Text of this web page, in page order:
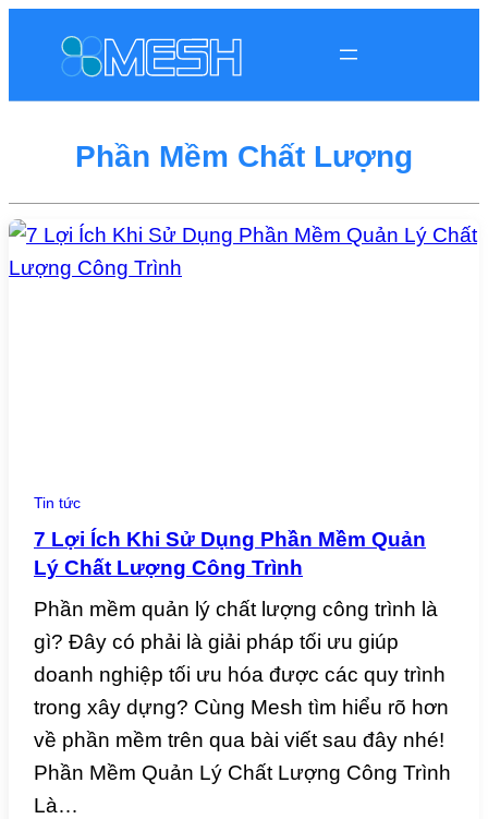
Phần Mềm Chất Lượng
Tin tức
7 Lợi Ích Khi Sử Dụng Phần Mềm Quản
Lý Chất Lượng Công Trình
Phần mềm quản lý chất lượng công trình là
gì? Đây có phải là giải pháp tối ưu giúp
doanh nghiệp tối ưu hóa được các quy trình
trong xây dựng? Cùng Mesh tìm hiểu rõ hơn
về phần mềm trên qua bài viết sau đây nhé!
Phần Mềm Quản Lý Chất Lượng Công Trình
Là…